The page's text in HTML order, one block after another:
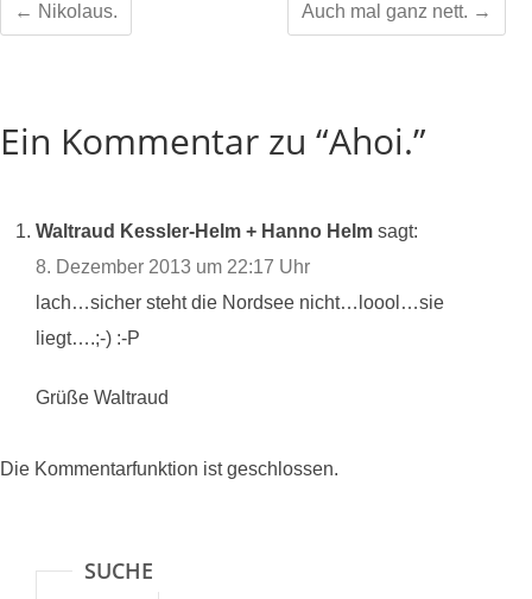
← Nikolaus. Auch mal ganz nett. →
Ein Kommentar zu “Ahoi.”
Waltraud Kessler-Helm + Hanno Helm sagt:
8. Dezember 2013 um 22:17 Uhr
lach…sicher steht die Nordsee nicht…loool…sie
liegt….;-) :-P
Grüße Waltraud
Die Kommentarfunktion ist geschlossen.
SUCHE